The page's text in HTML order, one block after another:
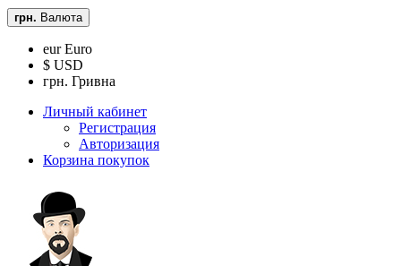
грн. Валюта
eur Euro
$ USD
грн. Гривна
Личный кабинет
Регистрация
Авторизация
Корзина покупок